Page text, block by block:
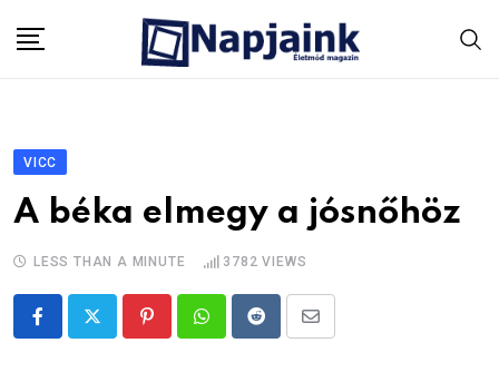
VICC
A béka elmegy a jósnőhöz
LESS THAN A MINUTE 3782 VIEWS
PinterestWhatsappRedditShare